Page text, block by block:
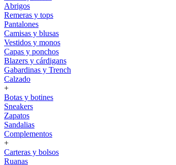
Abrigos
Remeras y tops
Pantalones
Camisas y blusas
Vestidos y monos
Capas y ponchos
Blazers y cárdigans
Gabardinas y Trench
Calzado
+
Botas y botines
Sneakers
Zapatos
Sandalias
Complementos
+
Carteras y bolsos
Ruanas